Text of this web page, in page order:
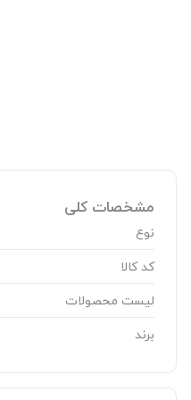
مشخصات کلی
نوع
کد کالا
لیست محصولات
برند